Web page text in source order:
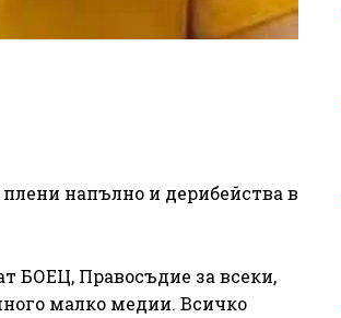
напълно и дерибейства в
БОЕЦ, Правосъдие за всеки,
малко медии. Всичко